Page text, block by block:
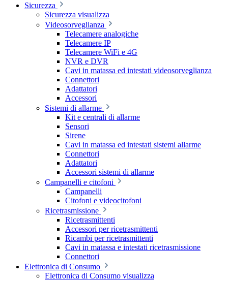
Sicurezza
Sicurezza visualizza
Videosorveglianza
Telecamere analogiche
Telecamere IP
Telecamere WiFi e 4G
NVR e DVR
Cavi in matassa ed intestati videosorveglianza
Connettori
Adattatori
Accessori
Sistemi di allarme
Kit e centrali di allarme
Sensori
Sirene
Cavi in matassa ed intestati sistemi allarme
Connettori
Adattatori
Accessori sistemi di allarme
Campanelli e citofoni
Campanelli
Citofoni e videocitofoni
Ricetrasmissione
Ricetrasmittenti
Accessori per ricetrasmittenti
Ricambi per ricetrasmittenti
Cavi in matassa e intestati ricetrasmissione
Connettori
Elettronica di Consumo
Elettronica di Consumo visualizza